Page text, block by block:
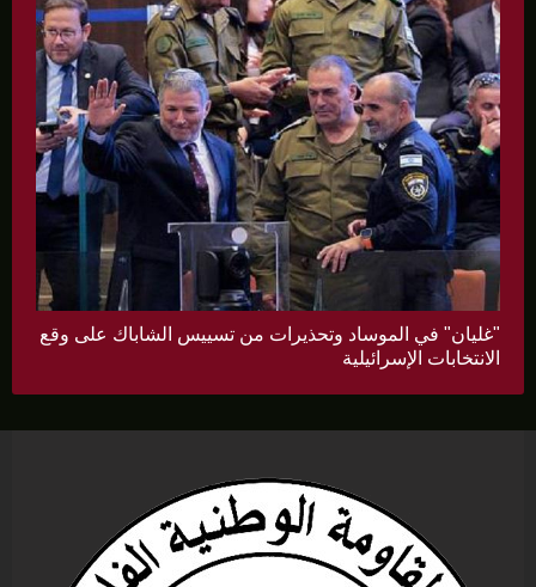
"غليان" في الموساد وتحذيرات من تسييس الشاباك على وقع
الانتخابات الإسرائيلية